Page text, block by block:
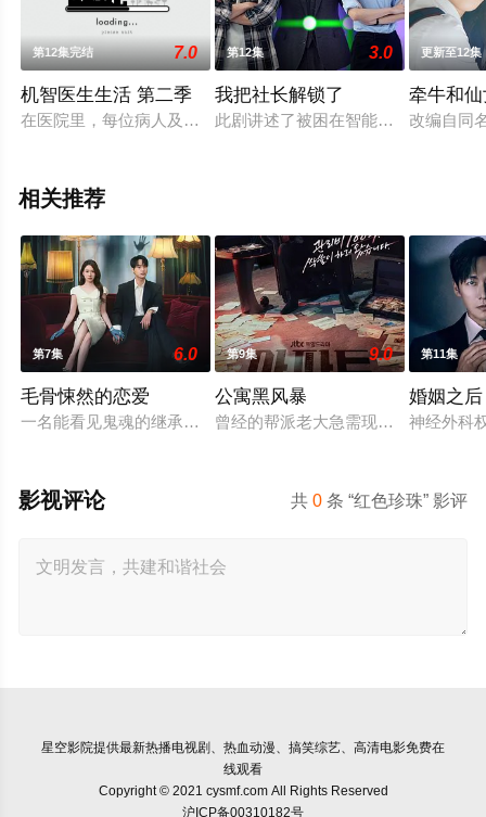
第12集完结 7.0
机智医生生活 第二季
在医院里，每位病人及每件事都至关重要，身为医生同时也是
第12集 3.0
我把社长解锁了
此剧讲述了被困在智能手机里的社长
更新至12集
牵牛和
改编自同
相关推荐
第7集 6.0
毛骨悚然的恋爱
一名能看见鬼魂的继承人与一名王牌检察官发现只要轻轻一碰
第9集 9.0
公寓黑风暴
曾经的帮派老大急需现金，于是和有
第11集
婚姻之后
神经外科
共0 条 “红色珍珠” 影评
影视评论
星空影院提供最新热播电视剧、热血动漫、搞笑综艺、高清电影免费在
线观看
Copyright © 2021 cysmf.com All Rights Reserved
沪ICP备00310182号